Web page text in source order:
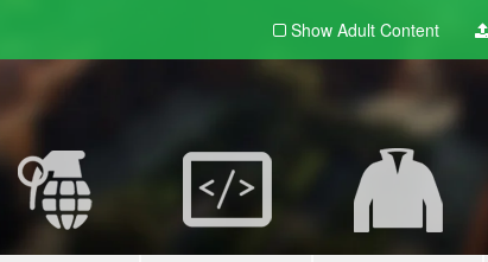
Show Adult Content